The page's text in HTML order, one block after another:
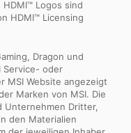
Logos sind
HDMI™ Licensing
Dragon und
Service- oder
MSI Website angezeigt
Marken von MSI. Die
Unternehmen Dritter,
den Materialien